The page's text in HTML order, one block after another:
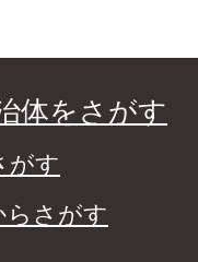
体をさがす
がす
らさがす